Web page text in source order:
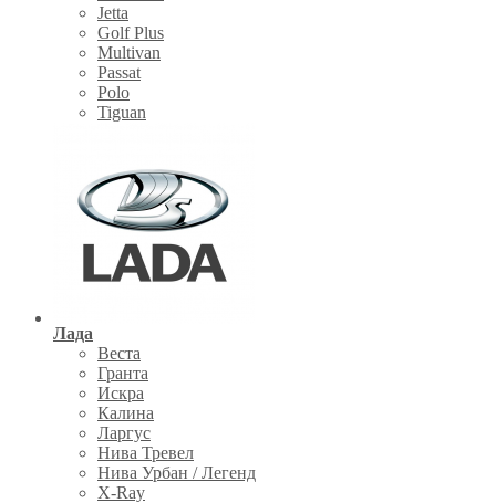
Jetta
Golf Plus
Multivan
Passat
Polo
Tiguan
Лада
Веста
Гранта
Искра
Калина
Ларгус
Нива Тревел
Нива Урбан / Легенд
X-Ray